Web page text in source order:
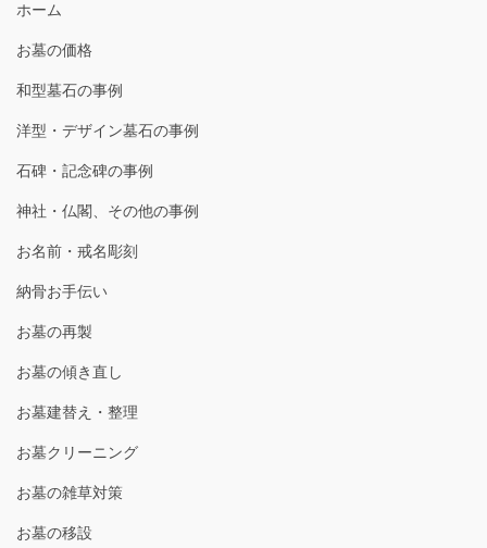
ホーム
お墓の価格
和型墓石の事例
洋型・デザイン墓石の事例
石碑・記念碑の事例
神社・仏閣、その他の事例
お名前・戒名彫刻
納骨お手伝い
お墓の再製
お墓の傾き直し
お墓建替え・整理
お墓クリーニング
お墓の雑草対策
お墓の移設